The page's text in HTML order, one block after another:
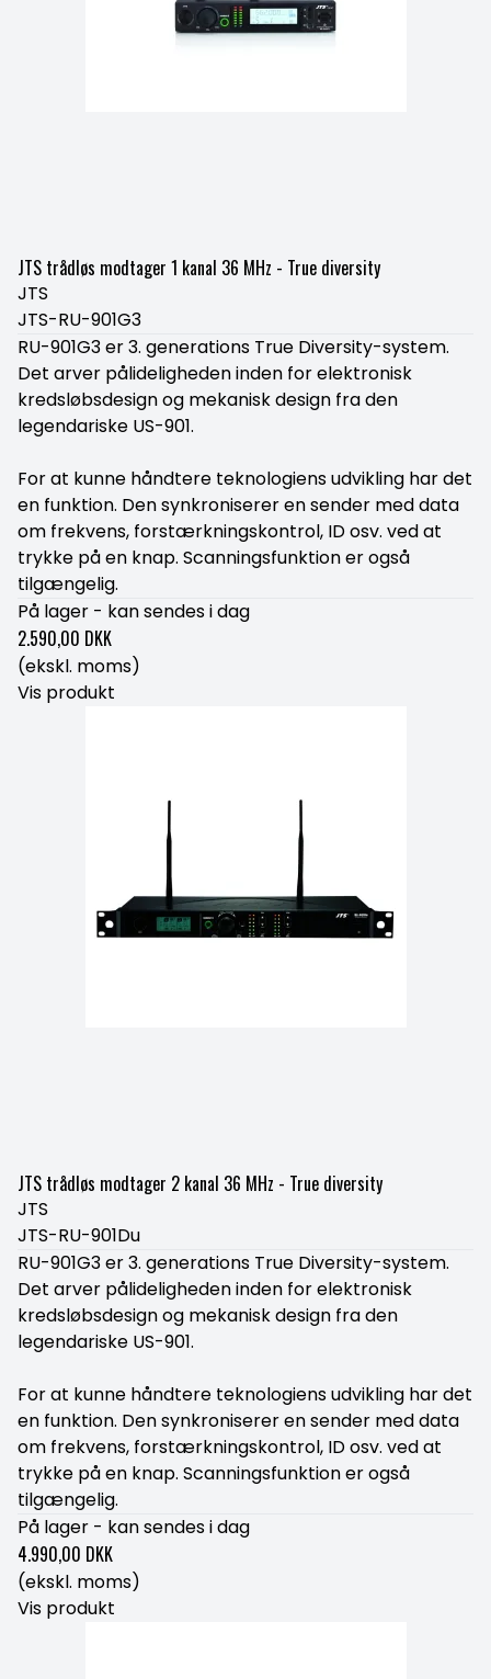
JTS trådløs modtager 1 kanal 36 MHz - True diversity
JTS
JTS-RU-901G3
RU-901G3 er 3. generations True Diversity-system.
Det arver pålideligheden inden for elektronisk
kredsløbsdesign og mekanisk design fra den
legendariske US-901.
For at kunne håndtere teknologiens udvikling har det
en funktion. Den synkroniserer en sender med data
om frekvens, forstærkningskontrol, ID osv. ved at
trykke på en knap. Scanningsfunktion er også
tilgængelig.
På lager - kan sendes i dag
2.590,00 DKK
(ekskl. moms)
Vis produkt
JTS trådløs modtager 2 kanal 36 MHz - True diversity
JTS
JTS-RU-901Du
RU-901G3 er 3. generations True Diversity-system.
Det arver pålideligheden inden for elektronisk
kredsløbsdesign og mekanisk design fra den
legendariske US-901.
For at kunne håndtere teknologiens udvikling har det
en funktion. Den synkroniserer en sender med data
om frekvens, forstærkningskontrol, ID osv. ved at
trykke på en knap. Scanningsfunktion er også
tilgængelig.
På lager - kan sendes i dag
4.990,00 DKK
(ekskl. moms)
Vis produkt